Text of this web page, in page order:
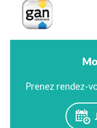
Prenez rendez-